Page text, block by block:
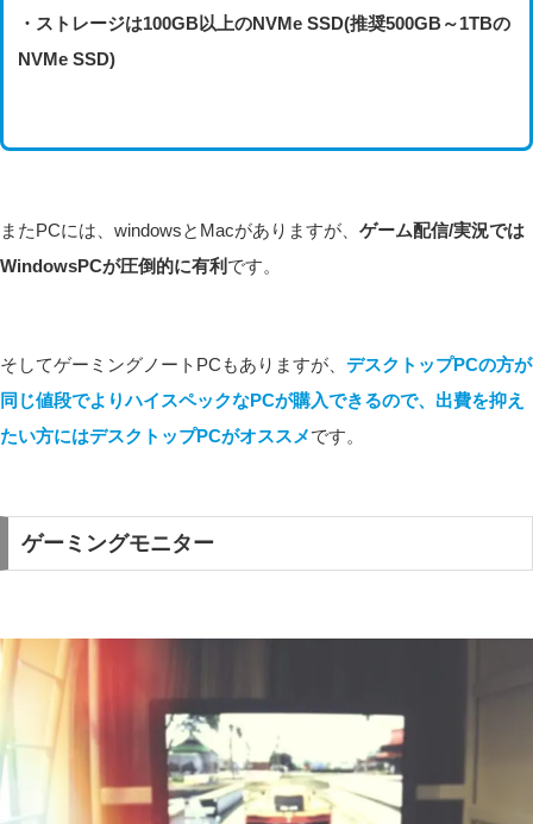
・ストレージは100GB以上のNVMe SSD(推奨500GB～1TBの
NVMe SSD)
またPCには、windowsとMacがありますが、 ゲーム配信/実況では
WindowsPCが圧倒的に有利 です。
そしてゲーミングノートPCもありますが、 デスクトップPCの方が
同じ値段でよりハイスペックなPCが購入できるので、出費を抑え
たい方にはデスクトップPCがオススメです。
ゲーミングモニター